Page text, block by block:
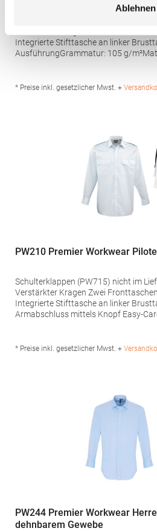
Ablehnen
Integrierte Stifttasche an linker Brusttasche
AusführungGrammatur: 105 g/
Produktsicherheit: Herst.-Nr.:
Ltd President Kennedylaan 19 Office
* Preise inkl. gesetzlicher Mwst. +
PW210 Premier Workwear
Schulterklappen (PW715) nicht im
Verstärkter Kragen Zwei Fronttaschen in Brusthöhe mit Knopf
Integrierte Stifttasche an linker Brusttasche
Armabschluss mittels Knopf Easy-Care-Ausführung
Produktsicherheit: Herst.-Nr.:
* Preise inkl. gesetzlicher Mwst. +
PW244 Premier Workwear
dehnbarem Gewebe